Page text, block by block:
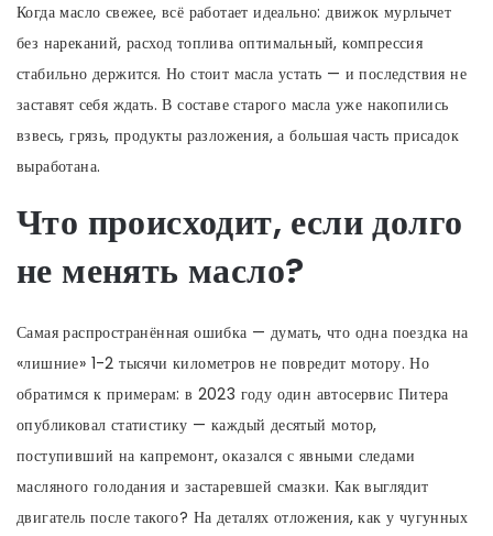
Когда масло свежее, всё работает идеально: движок мурлычет
без нареканий, расход топлива оптимальный, компрессия
стабильно держится. Но стоит масла устать — и последствия не
заставят себя ждать. В составе старого масла уже накопились
взвесь, грязь, продукты разложения, а большая часть присадок
выработана.
Что происходит, если долго
не менять масло?
Самая распространённая ошибка — думать, что одна поездка на
«лишние» 1-2 тысячи километров не повредит мотору. Но
обратимся к примерам: в 2023 году один автосервис Питера
опубликовал статистику — каждый десятый мотор,
поступивший на капремонт, оказался с явными следами
масляного голодания и застаревшей смазки. Как выглядит
двигатель после такого? На деталях отложения, как у чугунных